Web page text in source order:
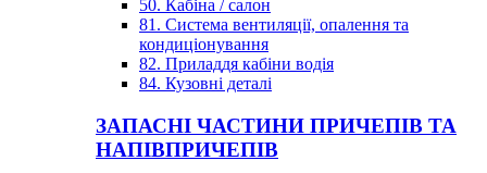
50. Кабіна / салон
81. Система вентиляції, опалення та
кондиціонування
82. Приладдя кабіни водія
84. Кузовні деталі
ЗАПАСНІ ЧАСТИНИ ПРИЧЕПІВ ТА
НАПІВПРИЧЕПІВ